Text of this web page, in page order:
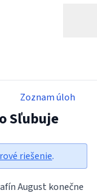
Zoznam úloh
Sľubuje
riešenie.
August konečne